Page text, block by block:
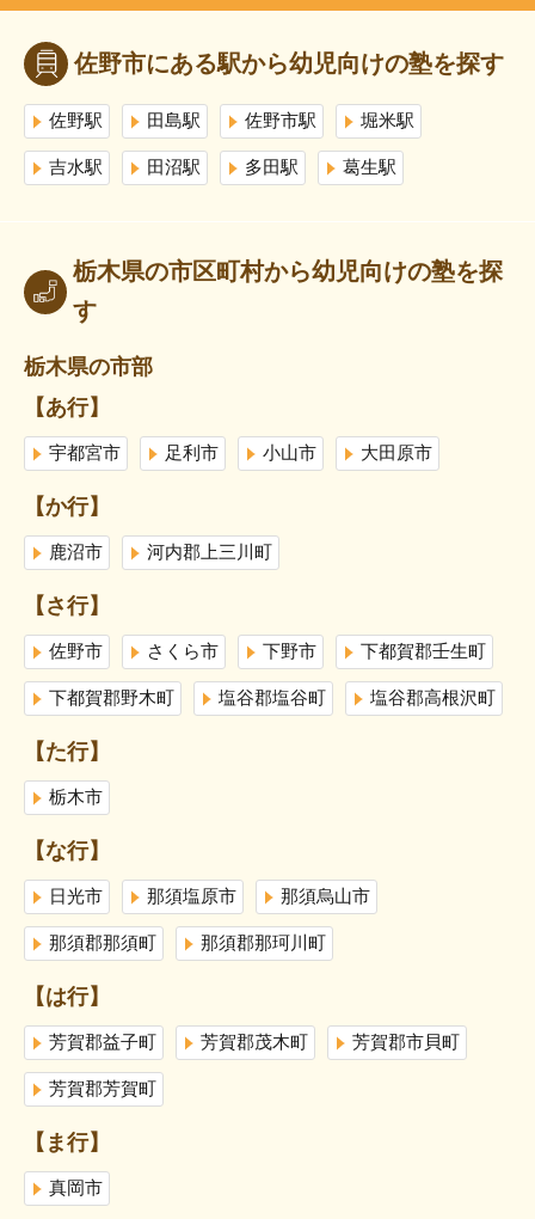
佐野市にある駅から幼児向けの塾を探す
佐野駅 田島駅 佐野市駅 堀米駅
吉水駅 田沼駅 多田駅 葛生駅
栃木県の市区町村から幼児向けの塾を探
す
栃木県の市部
【あ行】
宇都宮市 足利市 小山市 大田原市
【か行】
鹿沼市 河内郡上三川町
【さ行】
佐野市 さくら市 下野市 下都賀郡壬生町
下都賀郡野木町 塩谷郡塩谷町 塩谷郡高根沢町
【た行】
栃木市
【な行】
日光市 那須塩原市 那須烏山市
那須郡那須町 那須郡那珂川町
【は行】
芳賀郡益子町 芳賀郡茂木町 芳賀郡市貝町
芳賀郡芳賀町
【ま行】
真岡市